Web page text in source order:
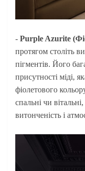
- Purple Azurite
протягом століть
пігментів. Його
присутності міді,
фіолетового
спальні чи
витонченість і